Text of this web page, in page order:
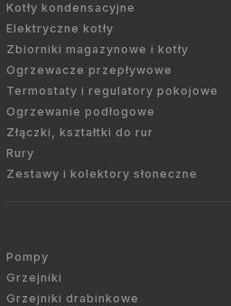
Kotły kondensacyjne
Elektryczne kotły
Zbiorniki magazynowe i kotły
Ogrzewacze przepływowe
Termostaty i regulatory pokojowe
Ogrzewanie podłogowe
Złączki, kształtki do rur
Rury
Zestawy i kolektory słoneczne
Pompy
Grzejniki
Grzejniki drabinkowe